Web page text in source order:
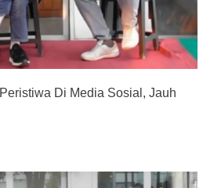
Di Media Sosial, Jauh